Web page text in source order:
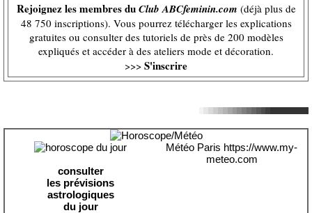
Rejoignez les membres duClub ABCfeminin.com (déjà plus de
48 750 inscriptions). Vous pourrez télécharger les explications
gratuites ou consulter des tutoriels de près de 200 modèles
expliqués et accéder à des ateliers mode et décoration.
>>> S'inscrire
consulter
les prévisions
astrologiques
du jour
Météo Paris https://www.my-
meteo.com